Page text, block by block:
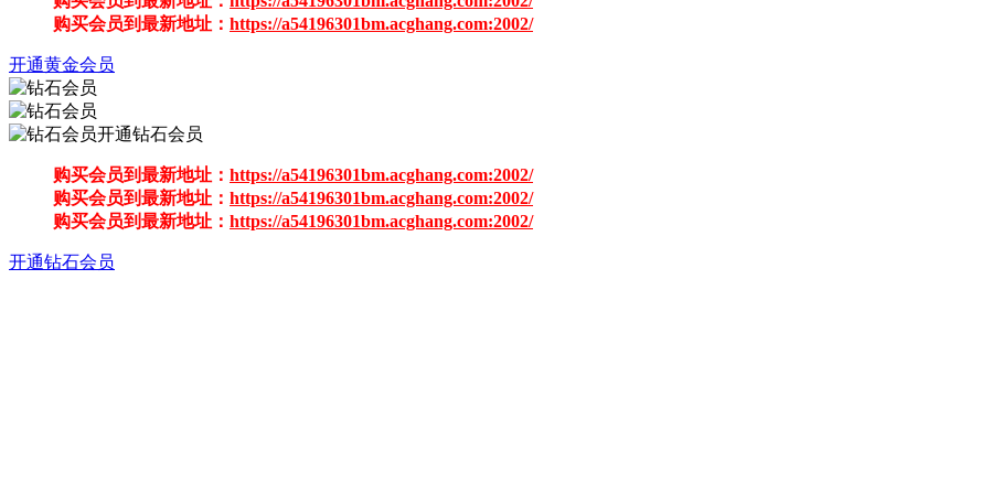
购买会员到最新地址： https://a54196301bm.acghang.com:2002/
开通黄金会员
开通钻石会员
购买会员到最新地址： https://a54196301bm.acghang.com:2002/
购买会员到最新地址： https://a54196301bm.acghang.com:2002/
购买会员到最新地址： https://a54196301bm.acghang.com:2002/
开通钻石会员